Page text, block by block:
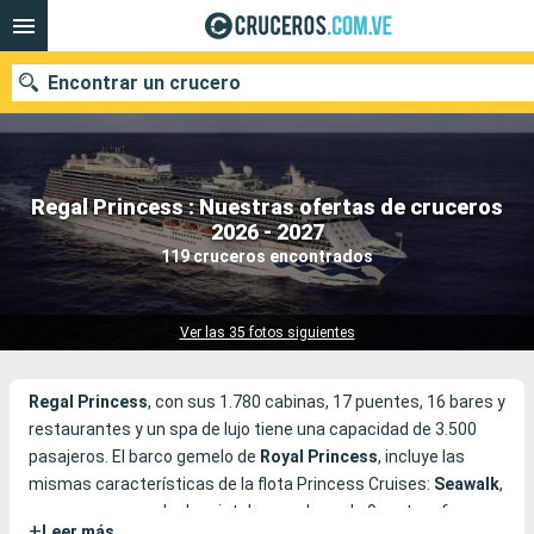
Regal Princess : Nuestras ofertas de cruceros
2026 - 2027
119 cruceros encontrados
Ver las 35 fotos siguientes
Encontrar un crucero
Nuestros destinos
Fecha de salida
Regal Princess, con sus 1.780 cabinas, 17 puentes, 16 bares y
restaurantes y un spa de lujo tiene una capacidad de 3.500
pasajeros. El barco gemelo de Royal Princess, incluye las
mismas características de la flota Princess Cruises: Seawalk,
un paseo con suelo de cristal que sobresale 9 metros fuera